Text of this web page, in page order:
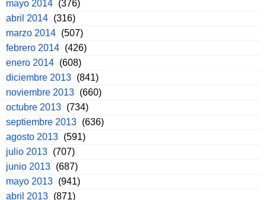
mayo 2014 (376)
abril 2014 (316)
marzo 2014 (507)
febrero 2014 (426)
enero 2014 (608)
diciembre 2013 (841)
noviembre 2013 (660)
octubre 2013 (734)
septiembre 2013 (636)
agosto 2013 (591)
julio 2013 (707)
junio 2013 (687)
mayo 2013 (941)
abril 2013 (871)